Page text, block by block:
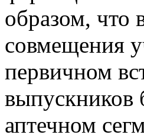
образом, что
совмещения
первичном
выпускников
аптечном